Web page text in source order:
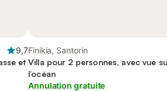
9,7
et
Finikia, Santorin
Villa pour 2 personnes, avec vue
l’océan
Annulation gratuite